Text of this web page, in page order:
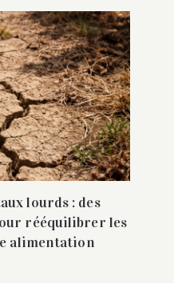
lourds : des
rééquilibrer les
alimentation